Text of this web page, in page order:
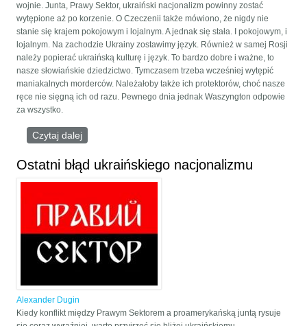
wojnie. Junta, Prawy Sektor, ukraiński nacjonalizm powinny zostać
wytępione aż po korzenie. O Czeczenii także mówiono, że nigdy nie
stanie się krajem pokojowym i lojalnym. A jednak się stała. I pokojowym, i
lojalnym. Na zachodzie Ukrainy zostawimy język. Również w samej Rosji
należy popierać ukraińską kulturę i język. To bardzo dobre i ważne, to
nasze słowiańskie dziedzictwo. Tymczasem trzeba wcześniej wytępić
maniakalnych morderców. Należałoby także ich protektorów, choć nasze
ręce nie sięgną ich od razu. Pewnego dnia jednak Waszyngton odpowie
za wszystko.
Czytaj dalej
Ostatni błąd ukraińskiego nacjonalizmu
Alexander Dugin
Kiedy konflikt między Prawym Sektorem a proamerykańską juntą rysuje